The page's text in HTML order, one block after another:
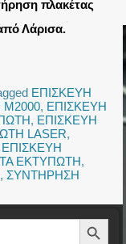
πλακέτας
Λάρισα.
ΕΠΙΣΚΕΥΗ
, ΕΠΙΣΚΕΥΗ
, ΕΠΙΣΚΕΥΗ
LASER,
ΕΠΙΣΚΕΥΗ
ΕΚΤΥΠΩΤΗ,
, ΣΥΝΤΗΡΗΣΗ
Search Button